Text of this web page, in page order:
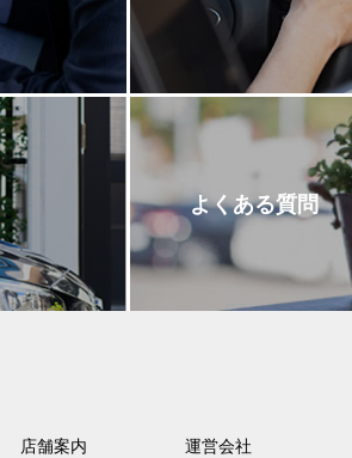
よくある質問
店舗案内 運営会社